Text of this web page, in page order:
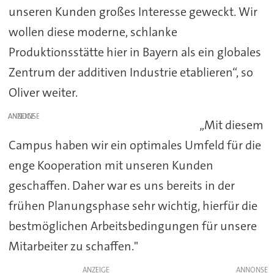
unseren Kunden großes Interesse geweckt. Wir
wollen diese moderne, schlanke
Produktionsstätte hier in Bayern als ein globales
Zentrum der additiven Industrie etablieren“, so
Oliver weiter.
ANZEIGE
„Mit diesem
Campus haben wir ein optimales Umfeld für die
enge Kooperation mit unseren Kunden
geschaffen. Daher war es uns bereits in der
frühen Planungsphase sehr wichtig, hierfür die
bestmöglichen Arbeitsbedingungen für unsere
Mitarbeiter zu schaffen."
ANZEIGE